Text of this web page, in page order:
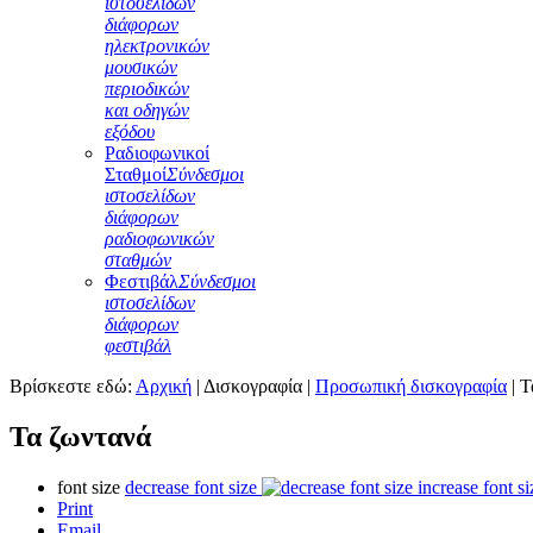
διάφορων
ηλεκτρονικών
μουσικών
περιοδικών
και οδηγών
εξόδου
Ραδιοφωνικοί
ΣταθμοίΣύνδεσμοι
ιστοσελίδων
διάφορων
ραδιοφωνικών
σταθμών
ΦεστιβάλΣύνδεσμοι
ιστοσελίδων
διάφορων
φεστιβάλ
Βρίσκεστε εδώ: Αρχική | Δισκογραφία | Προσωπική δισκογραφία |
Τα ζωντανά
font size decrease font size
increase font
Print